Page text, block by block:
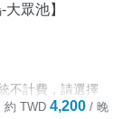
費3000元。
購入住費用。
眾池】
不計費，請選擇
專案。
約 TWD 4,200 / 晚